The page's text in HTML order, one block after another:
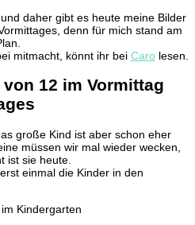
und daher gibt es heute meine Bilder
denn für mich stand am
mitmacht, könnt ihr bei Caro lesen.
12 im Vormittag
große Kind ist aber schon eher
müssen wir mal wieder wecken,
ist sie heute.
einmal die Kinder in den